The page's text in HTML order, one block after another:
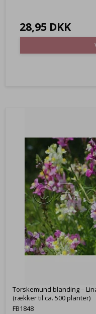
28,95 DKK
Torskemund blanding –
(rækker til ca. 500 planter)
FB1848